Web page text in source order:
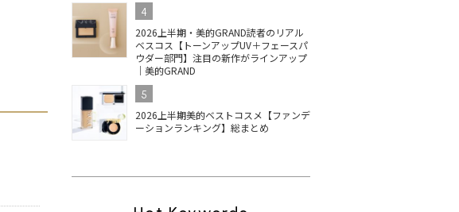
4
2026上半期・美的GRAND読者のリアル
ベスコス【トーンアップUV＋フェースパ
ウダー部門】注目の新作がラインアップ
｜美的GRAND
5
2026上半期美的ベストコスメ【ファンデ
ーションランキング】総まとめ